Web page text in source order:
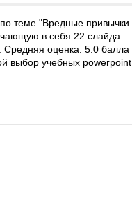
теме "Вредные привычки
в себя 22 слайда.
оценка: 5.0 балла
выбор учебных powerpoint